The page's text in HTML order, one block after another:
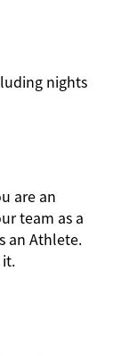
nights
are an
team as a
an Athlete.
it.